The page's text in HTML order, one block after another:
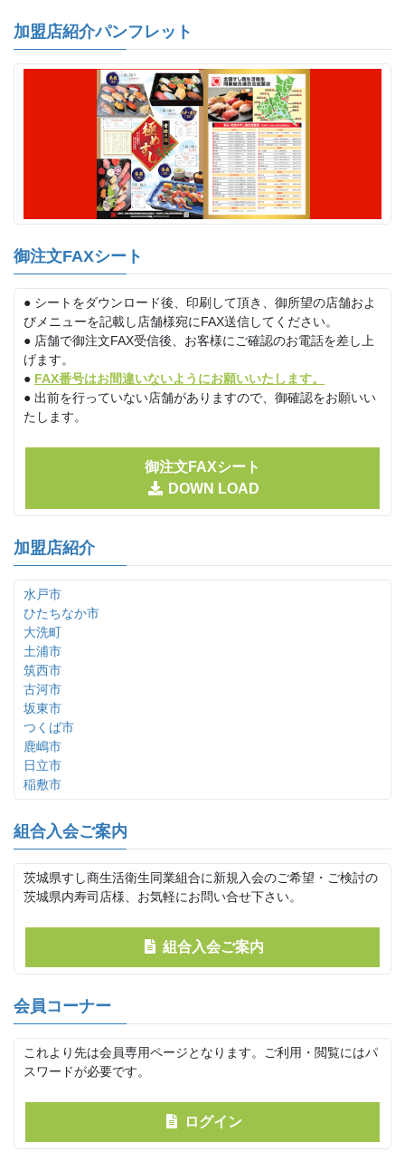
加盟店紹介パンフレット
御注文FAXシート
● シートをダウンロード後、印刷して頂き、御所望の店舗およ
びメニューを記載し店舗様宛にFAX送信してください。
● 店舗で御注文FAX受信後、お客様にご確認のお電話を差し上
げます。
● FAX番号はお間違いないようにお願いいたします。
● 出前を行っていない店舗がありますので、御確認をお願いい
たします。
御注文FAXシート
DOWN LOAD
加盟店紹介
水戸市
ひたちなか市
大洗町
土浦市
筑西市
古河市
坂東市
つくば市
鹿嶋市
日立市
稲敷市
組合入会ご案内
茨城県すし商生活衛生同業組合に新規入会のご希望・ご検討の
茨城県内寿司店様、お気軽にお問い合せ下さい。
組合入会ご案内
会員コーナー
これより先は会員専用ページとなります。ご利用・閲覧にはパ
スワードが必要です。
ログイン